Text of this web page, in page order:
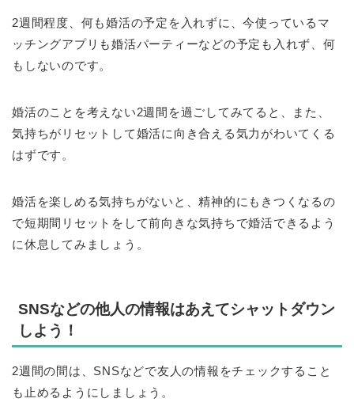
2週間程度、何も婚活の予定を入れずに、今使っているマ
ッチングアプリも婚活パーティーなどの予定も入れず、何
もしないのです。
婚活のことを考えない2週間を過ごしてみてると、また、
気持ちがリセットして婚活に向き合える気力がわいてくる
はずです。
婚活を楽しめる気持ちがないと、精神的にもきつくなるの
で短期間リセットをして前向きな気持ちで婚活できるよう
に休息してみましょう。
SNSなどの他人の情報はあえてシャットダウン
しよう！
2週間の間は、SNSなどで友人の情報をチェックすること
も止めるようにしましょう。